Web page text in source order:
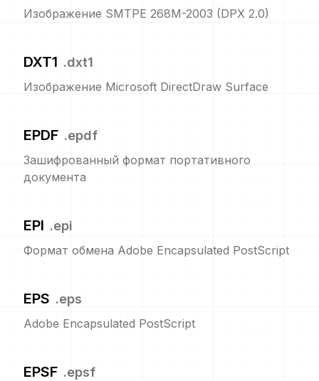
Изображение SMTPE 268M-2003 (DPX 2.0)
DXT1 .dxt1
Изображение Microsoft DirectDraw Surface
EPDF .epdf
Зашифрованный формат портативного
документа
EPI .epi
Формат обмена Adobe Encapsulated PostScript
EPS .eps
Adobe Encapsulated PostScript
EPSF .epsf